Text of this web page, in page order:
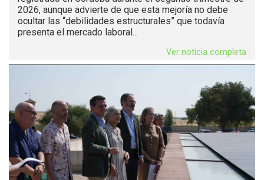
2026, aunque advierte de que esta mejoría no debe
ocultar las “debilidades estructurales” que todavía
presenta el mercado laboral...
Ver noticia completa